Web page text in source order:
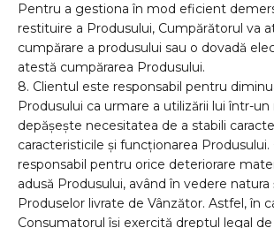
Pentru a gestiona în mod eficient
restituire a Produsului, Cumpărătorul va
cumpărare a produsului sau o dovadă
atestă cumpărarea Produsului.
8. Clientul este responsabil pentru
Produsului ca urmare a utilizării lui într-
depăşeşte necesitatea de a stabili
caracteristicile și funcționarea
responsabil pentru orice deteriorare
adusă Produsului, având în vedere natura
Produselor livrate de Vânzător. Astfel, în
Consumatorul își exercită dreptul legal